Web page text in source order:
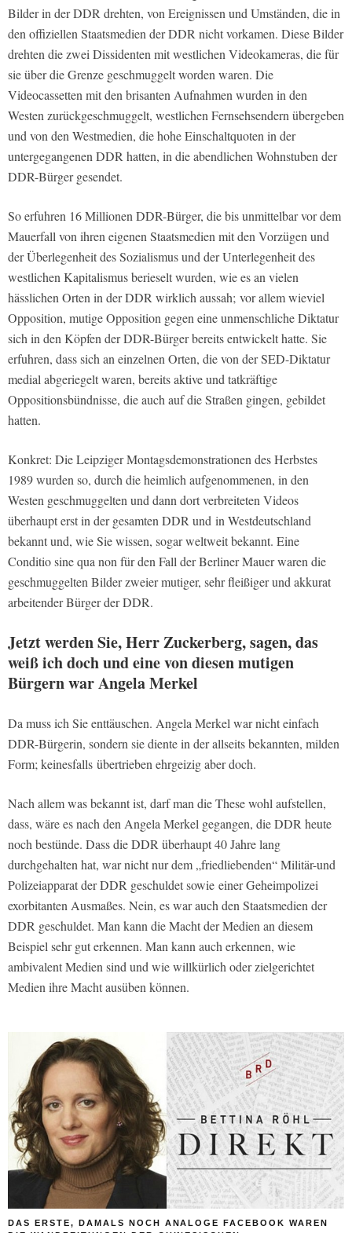
Bilder in der DDR drehten, von Ereignissen und Umständen, die in
den offiziellen Staatsmedien der DDR nicht vorkamen. Diese Bilder
drehten die zwei Dissidenten mit westlichen Videokameras, die für
sie über die Grenze geschmuggelt worden waren. Die
Videocassetten mit den brisanten Aufnahmen wurden in den
Westen zurückgeschmuggelt, westlichen Fernsehsendern übergeben
und von den Westmedien, die hohe Einschaltquoten in der
untergegangenen DDR hatten, in die abendlichen Wohnstuben der
DDR-Bürger gesendet.
So erfuhren 16 Millionen DDR-Bürger, die bis unmittelbar vor dem
Mauerfall von ihren eigenen Staatsmedien mit den Vorzügen und
der Überlegenheit des Sozialismus und der Unterlegenheit des
westlichen Kapitalismus berieselt wurden, wie es an vielen
hässlichen Orten in der DDR wirklich aussah; vor allem wieviel
Opposition, mutige Opposition gegen eine unmenschliche Diktatur
sich in den Köpfen der DDR-Bürger bereits entwickelt hatte. Sie
erfuhren, dass sich an einzelnen Orten, die von der SED-Diktatur
medial abgeriegelt waren, bereits aktive und tatkräftige
Oppositionsbündnisse, die auch auf die Straßen gingen, gebildet
hatten.
Konkret: Die Leipziger Montagsdemonstrationen des Herbstes
1989 wurden so, durch die heimlich aufgenommenen, in den
Westen geschmuggelten und dann dort verbreiteten Videos
überhaupt erst in der gesamten DDR und in Westdeutschland
bekannt und, wie Sie wissen, sogar weltweit bekannt. Eine
Conditio sine qua non für den Fall der Berliner Mauer waren die
geschmuggelten Bilder zweier mutiger, sehr fleißiger und akkurat
arbeitender Bürger der DDR.
Jetzt werden Sie, Herr Zuckerberg, sagen, das
weiß ich doch und eine von diesen mutigen
Bürgern war Angela Merkel
Da muss ich Sie enttäuschen. Angela Merkel war nicht einfach
DDR-Bürgerin, sondern sie diente in der allseits bekannten, milden
Form; keinesfalls übertrieben ehrgeizig aber doch.
Nach allem was bekannt ist, darf man die These wohl aufstellen,
dass, wäre es nach den Angela Merkel gegangen, die DDR heute
noch bestünde. Dass die DDR überhaupt 40 Jahre lang
durchgehalten hat, war nicht nur dem „friedliebenden“ Militär-und
Polizeiapparat der DDR geschuldet sowie einer Geheimpolizei
exorbitanten Ausmaßes. Nein, es war auch den Staatsmedien der
DDR geschuldet. Man kann die Macht der Medien an diesem
Beispiel sehr gut erkennen. Man kann auch erkennen, wie
ambivalent Medien sind und wie willkürlich oder zielgerichtet
Medien ihre Macht ausüben können.
DAS ERSTE, DAMALS NOCH ANALOGE FACEBOOK WAREN